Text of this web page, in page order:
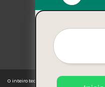
O inteiro teor deste site está sujeito à